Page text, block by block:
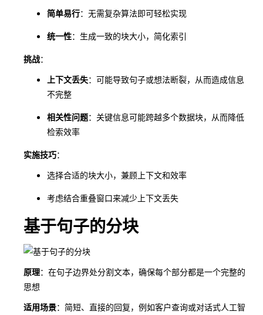
简单易行：无需复杂算法即可轻松实现
统一性：生成一致的块大小，简化索引
挑战：
上下文丢失：可能导致句子或想法断裂，从而造成信息
不完整
相关性问题：关键信息可能跨越多个数据块，从而降低
检索效率
实施技巧：
选择合适的块大小，兼顾上下文和效率
考虑结合重叠窗口来减少上下文丢失
基于句子的分块
原理：在句子边界处分割文本，确保每个部分都是一个完整的
思想
适用场景：简短、直接的回复，例如客户查询或对话式人工智